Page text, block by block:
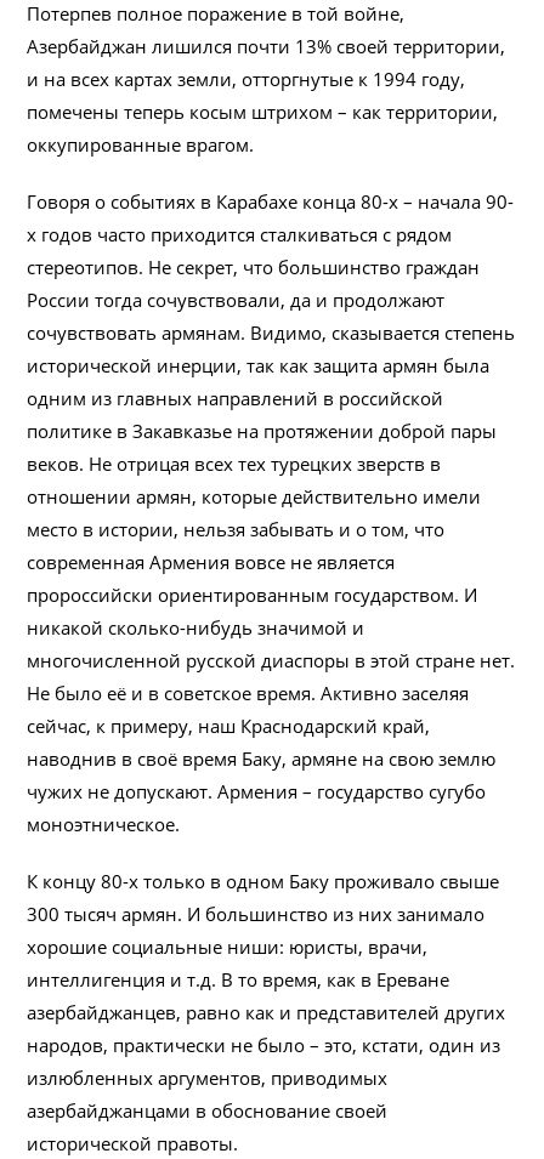
Потерпев полное поражение в той войне,
Азербайджан лишился почти 13% своей территории,
и на всех картах земли, отторгнутые к 1994 году,
помечены теперь косым штрихом – как территории,
оккупированные врагом.
Говоря о событиях в Карабахе конца 80-х – начала 90-
х годов часто приходится сталкиваться с рядом
стереотипов. Не секрет, что большинство граждан
России тогда сочувствовали, да и продолжают
сочувствовать армянам. Видимо, сказывается степень
исторической инерции, так как защита армян была
одним из главных направлений в российской
политике в Закавказье на протяжении доброй пары
веков. Не отрицая всех тех турецких зверств в
отношении армян, которые действительно имели
место в истории, нельзя забывать и о том, что
современная Армения вовсе не является
пророссийски ориентированным государством. И
никакой сколько-нибудь значимой и
многочисленной русской диаспоры в этой стране нет.
Не было её и в советское время. Активно заселяя
сейчас, к примеру, наш Краснодарский край,
наводнив в своё время Баку, армяне на свою землю
чужих не допускают. Армения – государство сугубо
моноэтническое.
К концу 80-х только в одном Баку проживало свыше
300 тысяч армян. И большинство из них занимало
хорошие социальные ниши: юристы, врачи,
интеллигенция и т.д. В то время, как в Ереване
азербайджанцев, равно как и представителей других
народов, практически не было – это, кстати, один из
излюбленных аргументов, приводимых
азербайджанцами в обоснование своей
исторической правоты.